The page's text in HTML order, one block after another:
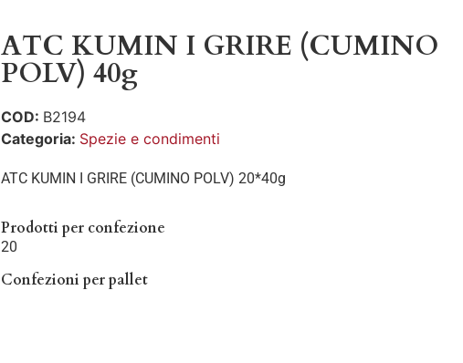
ATC KUMIN I GRIRE (CUMINO
POLV) 40g
COD: B2194
Categoria: Spezie e condimenti
ATC KUMIN I GRIRE (CUMINO POLV) 20*40g
Prodotti per confezione
20
Confezioni per pallet